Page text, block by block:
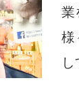
業
様
し